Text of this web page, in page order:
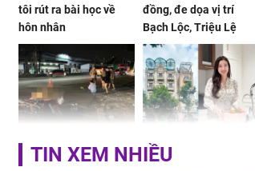
tôi rút ra bài học về
hôn nhân
đồng, đe dọa vị trí
Bạch Lộc, Triệu Lệ
Dĩnh
TP.HCM: Nữ công nhân
tử vong trên đường đi
Đỗ Mỹ Linh hé lộ góc
bếp chill của nhà mới -
TIN XEM NHIỀU